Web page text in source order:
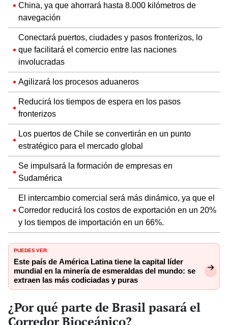
China, ya que ahorrará hasta 8.000 kilómetros de
navegación
Conectará puertos, ciudades y pasos fronterizos, lo
que facilitará el comercio entre las naciones
involucradas
Agilizará los procesos aduaneros
Reducirá los tiempos de espera en los pasos
fronterizos
Los puertos de Chile se convertirán en un punto
estratégico para el mercado global
Se impulsará la formación de empresas en
Sudamérica
El intercambio comercial será más dinámico, ya que el
Corredor reducirá los costos de exportación en un 20%
y los tiempos de importación en un 66%.
PUEDES VER:
Este país de América Latina tiene la capital líder
mundial en la minería de esmeraldas del mundo: se
extraen las más codiciadas y puras
¿Por qué parte de Brasil pasará el
Corredor Bioceánico?